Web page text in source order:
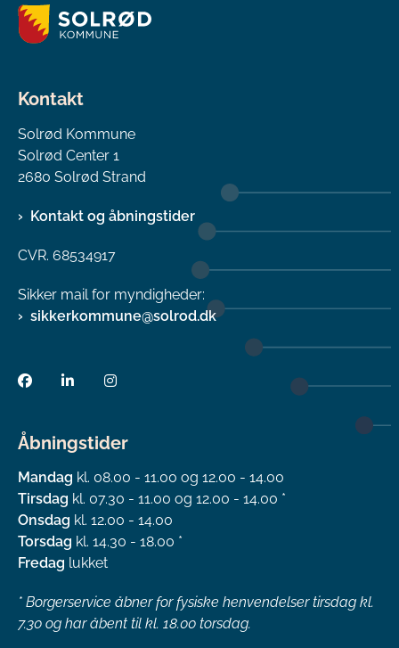
Kontakt
Solrød Kommune
Solrød Center 1
2680 Solrød Strand
Kontakt og åbningstider
CVR. 68534917
Sikker mail for myndigheder:
sikkerkommune@solrod.dk
Åbningstider
Mandag kl. 08.00 - 11.00 og 12.00 - 14.00
Tirsdag kl. 07.30 - 11.00 og 12.00 - 14.00 *
Onsdag kl. 12.00 - 14.00
Torsdag kl. 14.30 - 18.00 *
Fredag lukket
* Borgerservice åbner for fysiske henvendelser tirsdag kl.
7.30 og har åbent til kl. 18.00 torsdag.